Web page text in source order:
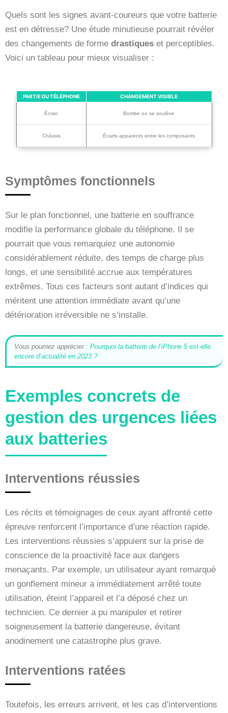
Quels sont les signes avant-coureurs que votre batterie
est en détresse? Une étude minutieuse pourrait révéler
des changements de forme drastiques et perceptibles.
Voici un tableau pour mieux visualiser :
PARTIE DU TÉLÉPHONE CHANGEMENT VISIBLE
Écran Bombe ou se soulève
Châssis Écarts apparents entre les composants
Symptômes fonctionnels
Sur le plan fonctionnel, une batterie en souffrance
modifie la performance globale du téléphone. Il se
pourrait que vous remarquiez une autonomie
considérablement réduite, des temps de charge plus
longs, et une sensibilité accrue aux températures
extrêmes. Tous ces facteurs sont autant d’indices qui
méritent une attention immédiate avant qu’une
détérioration irréversible ne s’installe.
Vous pourriez apprécier : Pourquoi la batterie de l’iPhone 5 est-elle
encore d’actualité en 2023 ?
Exemples concrets de
gestion des urgences liées
aux batteries
Interventions réussies
Les récits et témoignages de ceux ayant affronté cette
épreuve renforcent l’importance d’une réaction rapide.
Les interventions réussies s’appuient sur la prise de
conscience de la proactivité face aux dangers
menaçants. Par exemple, un utilisateur ayant remarqué
un gonflement mineur a immédiatement arrêté toute
utilisation, éteint l’appareil et l’a déposé chez un
technicien. Ce dernier a pu manipuler et retirer
soigneusement la batterie dangereuse, évitant
anodinement une catastrophe plus grave.
Interventions ratées
Toutefois, les erreurs arrivent, et les cas d’interventions